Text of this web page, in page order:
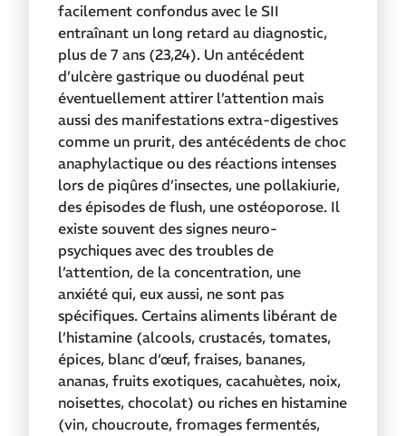
facilement confondus avec le SII
entraînant un long retard au diagnostic,
plus de 7 ans (23,24). Un antécédent
d’ulcère gastrique ou duodénal peut
éventuellement attirer l’attention mais
aussi des manifestations extra-digestives
comme un prurit, des antécédents de choc
anaphylactique ou des réactions intenses
lors de piqûres d’insectes, une pollakiurie,
des épisodes de flush, une ostéoporose. Il
existe souvent des signes neuro-
psychiques avec des troubles de
l’attention, de la concentration, une
anxiété qui, eux aussi, ne sont pas
spécifiques. Certains aliments libérant de
l’histamine (alcools, crustacés, tomates,
épices, blanc d’œuf, fraises, bananes,
ananas, fruits exotiques, cacahuètes, noix,
noisettes, chocolat) ou riches en histamine
(vin, choucroute, fromages fermentés,